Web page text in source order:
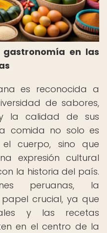
en las
es reconocida a
de sabores,
y la calidad de sus
comida no solo es
cuerpo, sino que
expresión cultural
la historia del país.
peruanas, la
crucial, ya que
y las recetas
en el centro de la